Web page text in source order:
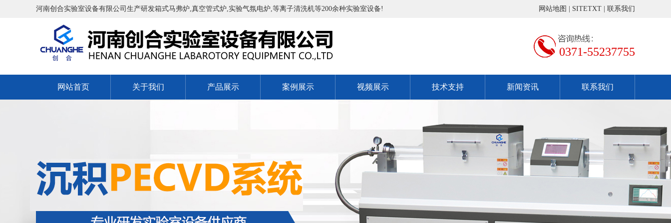
河南创合实验室设备有限公司生产研发箱式马弗炉,真空管式炉,实验气氛电炉,等离子清洗机等200余种实验室设备! 网站地图 SITETXT 联系我们
0371-55237755
网站首页 关于我们 产品展示 案例展示 视频展示 技术支持 新闻资讯 联系我们